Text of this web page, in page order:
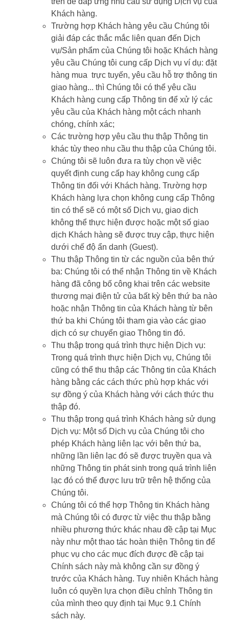
Khách hàng.
Trường hợp Khách hàng yêu cầu Chúng tôi
giải đáp các thắc mắc liên quan đến Dịch
vụ/Sản phẩm của Chúng tôi hoặc Khách hàng
yêu cầu Chúng tôi cung cấp Dịch vụ ví dụ: đặt
hàng mua trực tuyến, yêu cầu hỗ trợ thông tin
giao hàng... thì Chúng tôi có thể yêu cầu
Khách hàng cung cấp Thông tin để xử lý các
yêu cầu của Khách hàng một cách nhanh
chóng, chính xác;
Các trường hợp yêu cầu thu thập Thông tin
khác tùy theo nhu cầu thu thập của Chúng tôi.
Chúng tôi sẽ luôn đưa ra tùy chọn về việc
quyết định cung cấp hay không cung cấp
Thông tin đối với Khách hàng. Trường hợp
Khách hàng lựa chọn không cung cấp Thông
tin có thể sẽ có một số Dịch vụ, giao dịch
không thể thực hiện được hoặc một số giao
dịch Khách hàng sẽ được truy cập, thực hiện
dưới chế độ ẩn danh (Guest).
Thu thập Thông tin từ các nguồn của bên thứ
ba: Chúng tôi có thể nhận Thông tin về Khách
hàng đã công bố công khai trên các website
thương mại điện tử của bất kỳ bên thứ ba nào
hoặc nhận Thông tin của Khách hàng từ bên
thứ ba khi Chúng tôi tham gia vào các giao
dịch có sự chuyển giao Thông tin đó.
Thu thập trong quá trình thực hiện Dịch vụ:
Trong quá trình thực hiện Dịch vụ, Chúng tôi
cũng có thể thu thập các Thông tin của Khách
hàng bằng các cách thức phù hợp khác với
sự đồng ý của Khách hàng với cách thức thu
thập đó.
Thu thập trong quá trình Khách hàng sử dụng
Dịch vụ: Một số Dịch vụ của Chúng tôi cho
phép Khách hàng liên lạc với bên thứ ba,
những lần liên lạc đó sẽ được truyền qua và
những Thông tin phát sinh trong quá trình liên
lạc đó có thể được lưu trữ trên hệ thống của
Chúng tôi.
Chúng tôi có thể hợp Thông tin Khách hàng
mà Chúng tôi có được từ việc thu thập bằng
nhiều phương thức khác nhau đề cập tại Mục
này như một thao tác hoàn thiện Thông tin để
phục vụ cho các mục đích được đề cập tại
Chính sách này mà không cần sự đồng ý
trước của Khách hàng. Tuy nhiên Khách hàng
luôn có quyền lựa chọn điều chỉnh Thông tin
của mình theo quy định tại Mục 9.1 Chính
sách này.